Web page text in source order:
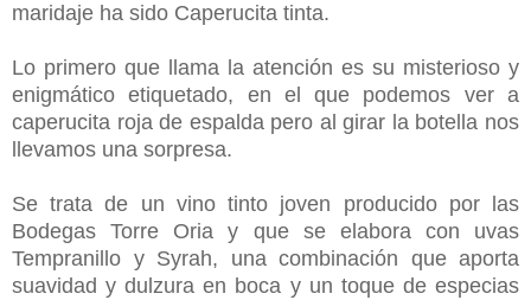
maridaje ha sido Caperucita tinta.
Lo primero que llama la atención es su misterioso y
enigmático etiquetado, en el que podemos ver a
caperucita roja de espalda pero al girar la botella nos
llevamos una sorpresa.
Se trata de un vino tinto joven producido por las
Bodegas Torre Oria y que se elabora con uvas
Tempranillo y Syrah, una combinación que aporta
suavidad y dulzura en boca y un toque de especias